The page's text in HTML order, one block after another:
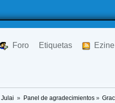
Foro Etiquetas Ezine
Julai » Panel de agradecimientos»